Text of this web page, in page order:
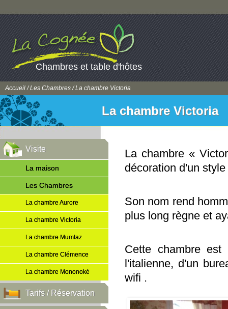
Chambres et table d'hôtes
Accueil/Les Chambres/ La chambre Victoria
La chambre Victoria
Visite
La maison
Les Chambres
La chambre Aurore
La chambre Victoria
La chambre Mumtaz
La chambre Clémence
La chambre Mononoké
Tarifs / Réservation
La chambre «
décoration d'un
Son nom rend
plus long règne et
Cette chambre
l'italienne, d'un
wifi .